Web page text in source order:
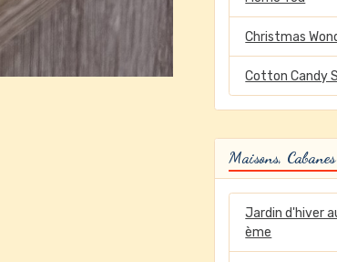
Christmas
Cotton Candy
Maisons,
Jardin d'hiver
ème